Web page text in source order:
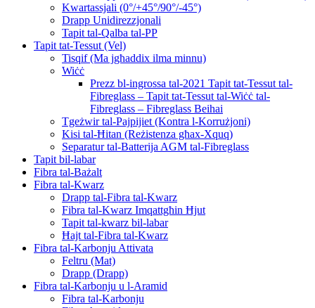
Kwartassjali (0°/+45°/90°/-45°)
Drapp Unidirezzjonali
Tapit tal-Qalba tal-PP
Tapit tat-Tessut (Vel)
Tisqif (Ma jgħaddix ilma minnu)
Wiċċ
Prezz bl-ingrossa tal-2021 Tapit tat-Tessut tal-
Fibreglass – Tapit tat-Tessut tal-Wiċċ tal-
Fibreglass – Fibreglass Beihai
Tgeżwir tal-Pajpijiet (Kontra l-Korrużjoni)
Kisi tal-Ħitan (Reżistenza għax-Xquq)
Separatur tal-Batterija AGM tal-Fibreglass
Tapit bil-labar
Fibra tal-Bażalt
Fibra tal-Kwarz
Drapp tal-Fibra tal-Kwarz
Fibra tal-Kwarz Imqattgħin Ħjut
Tapit tal-kwarz bil-labar
Ħajt tal-Fibra tal-Kwarz
Fibra tal-Karbonju Attivata
Feltru (Mat)
Drapp (Drapp)
Fibra tal-Karbonju u l-Aramid
Fibra tal-Karbonju